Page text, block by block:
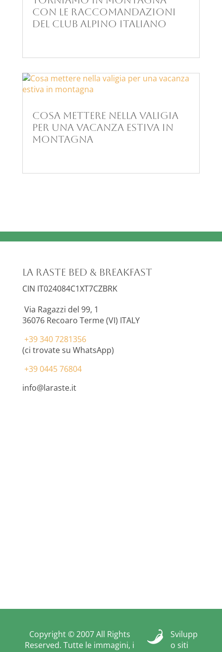
con le raccomandazioni
del Club alpino Italiano
Cosa mettere nella valigia
per una vacanza estiva in
montagna
La Raste Bed & Breakfast
CIN IT024084C1XT7CZBRK
Via Ragazzi del 99, 1
36076 Recoaro Terme (VI) ITALY
+39 340 7281356
(ci trovate su WhatsApp)
+39 0445 76804
info@laraste.it
Copyright © 2007 All Rights
Reserved. Tutte le immagini, i
Svilupp
o siti